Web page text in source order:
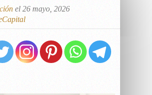
el 26 mayo, 2026